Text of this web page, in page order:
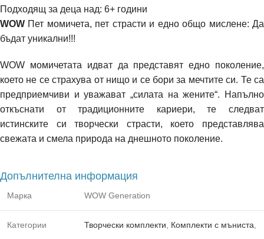
Подходящ за деца над: 6+ години
WOW Пет момичета, пет страсти и едно общо мислене: Да
бъдат уникални!!!
WOW момичетата идват да представят едно поколение,
което не се страхува от нищо и се бори за мечтите си. Те са
предприемчиви и уважават „силата на жените“. Напълно
откъснати от традиционните кариери, те следват
истинските си творчески страсти, което представлява
свежата и смела природа на днешното поколение.
Допълнителна информация
Марка WOW Generation
Категории Творчески комплекти Комплекти с мъниста